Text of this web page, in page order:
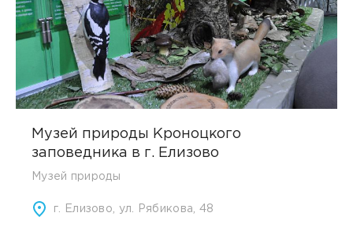
Музей природы Кроноцкого
заповедника в г. Елизово
Музей природы
г. Елизово, ул. Рябикова, 48